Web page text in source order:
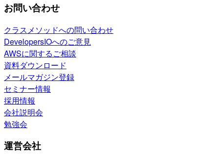
お問い合わせ
クラスメソッドへの問い合わせ
DevelopersIOへのご意見
AWSに関するご相談
資料ダウンロード
メールマガジン登録
セミナー情報
採用情報
会社説明会
勉強会
運営会社